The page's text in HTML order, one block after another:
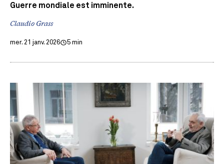
Guerre mondiale est imminente.
Claudio Grass
mer. 21 janv. 2026 5 min